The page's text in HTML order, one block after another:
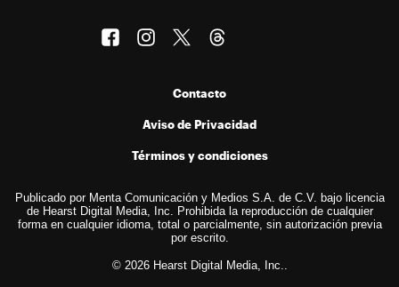
Contacto
Aviso de Privacidad
Términos y condiciones
Publicado por Menta Comunicación y Medios S.A. de C.V. bajo licencia
de Hearst Digital Media, Inc. Prohibida la reproducción de cualquier
forma en cualquier idioma, total o parcialmente, sin autorización previa
por escrito.
© 2026 Hearst Digital Media, Inc..